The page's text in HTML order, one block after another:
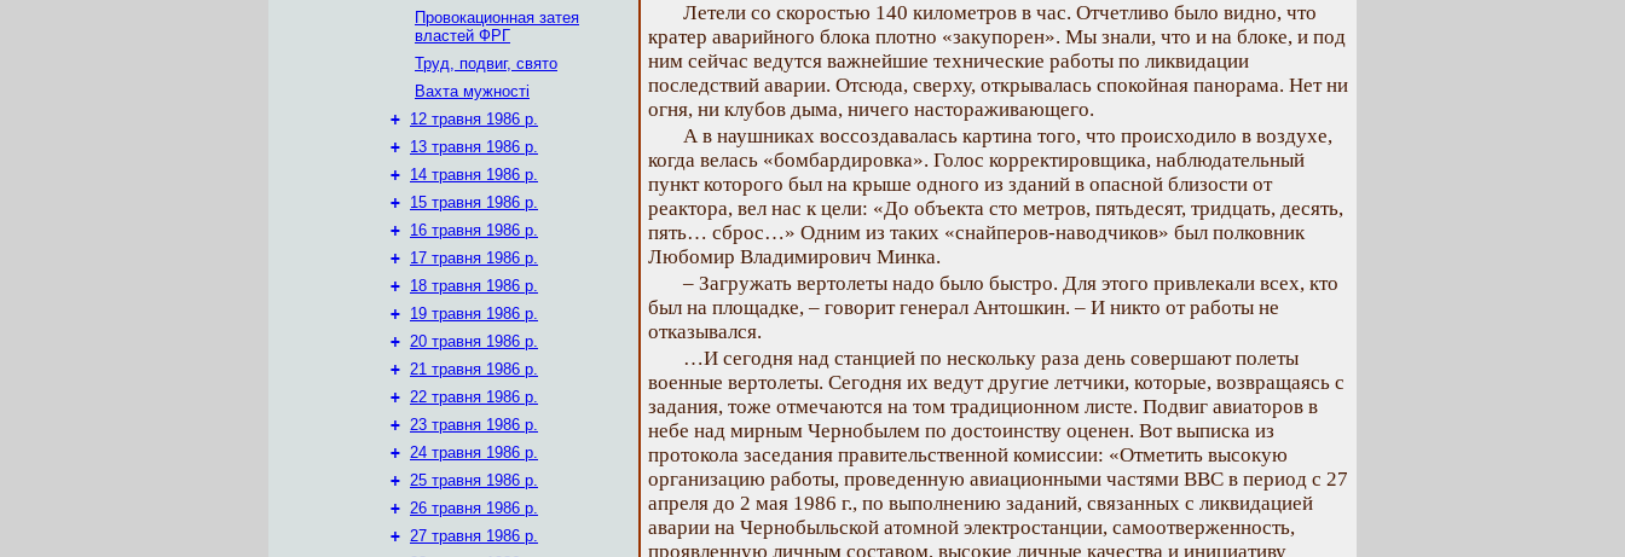
Провокационная затея
властей ФРГ
Труд, подвиг, свято
Вахта мужності
+ 12 травня 1986 р.
+ 13 травня 1986 р.
+ 14 травня 1986 р.
+ 15 травня 1986 р.
+ 16 травня 1986 р.
+ 17 травня 1986 р.
+ 18 травня 1986 р.
+ 19 травня 1986 р.
+ 20 травня 1986 р.
+ 21 травня 1986 р.
+ 22 травня 1986 р.
+ 23 травня 1986 р.
+ 24 травня 1986 р.
+ 25 травня 1986 р.
+ 26 травня 1986 р.
+ 27 травня 1986 р.
Летели со скоростью 140 километров в час. Отчетливо было видно, что
кратер аварийного блока плотно «закупорен». Мы знали, что и на блоке, и под
ним сейчас ведутся важнейшие технические работы по ликвидации
последствий аварии. Отсюда, сверху, открывалась спокойная панорама. Нет ни
огня, ни клубов дыма, ничего настораживающего.
А в наушниках воссоздавалась картина того, что происходило в воздухе,
когда велась «бомбардировка». Голос корректировщика, наблюдательный
пункт которого был на крыше одного из зданий в опасной близости от
реактора, вел нас к цели: «До объекта сто метров, пятьдесят, тридцать, десять,
пять… сброс…» Одним из таких «снайперов-наводчиков» был полковник
Любомир Владимирович Минка.
– Загружать вертолеты надо было быстро. Для этого привлекали всех, кто
был на площадке, – говорит генерал Антошкин. – И никто от работы не
отказывался.
…И сегодня над станцией по нескольку раза день совершают полеты
военные вертолеты. Сегодня их ведут другие летчики, которые, возвращаясь с
задания, тоже отмечаются на том традиционном листе. Подвиг авиаторов в
небе над мирным Чернобылем по достоинству оценен. Вот выписка из
протокола заседания правительственной комиссии: «Отметить высокую
организацию работы, проведенную авиационными частями ВВС в период с 27
апреля до 2 мая 1986 г., по выполнению заданий, связанных с ликвидацией
аварии на Чернобыльской атомной электростанции, самоотверженность,
проявленную личным составом, высокие личные качества и инициативу